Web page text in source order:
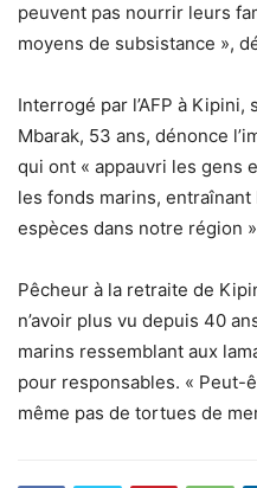
peuvent pas nourrir leurs
moyens de subsistance »,
Interrogé par l’AFP à
Mbarak, 53 ans, dénonce
qui ont « appauvri les gens
les fonds marins,
espèces dans notre région
Pêcheur à la retraite de
n’avoir plus vu depuis 40
marins ressemblant aux
pour responsables. « Peut-
même pas de tortues de